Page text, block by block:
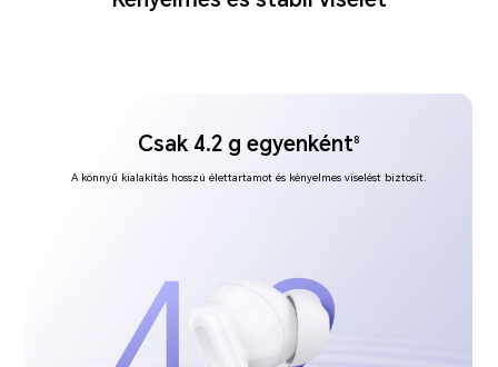
Csak 4.2 g egyenként8
A könnyű kialakítás hosszú élettartamot és kényelmes viselést biztosít.